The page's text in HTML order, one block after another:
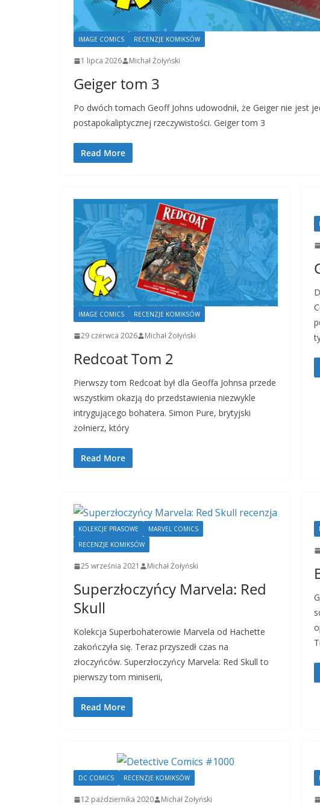
IMAGE COMICS RECENZJE KOMIKSÓW
1 lipca 2026 Michał Żołyński
Geiger tom 3
Po dwóch tomach Geoff Johns udowodnił, że Geiger nie jest
postapokaliptycznej rzeczywistości. Geiger tom 3
Read More
IMAGE COMICS RECENZJE KOMIKSÓW
29 czerwca 2026 Michał Żołyński
Redcoat Tom 2
Pierwszy tom Redcoat był dla Geoffa Johnsa przede
wszystkim okazją do przedstawienia niezwykle
intrygującego bohatera. Simon Pure, brytyjski
żołnierz, który
Read More
KOLEKCJE PRASOWE
MARVEL COMICS
RECENZJE KOMIKSÓW
25 września 2021 Michał Żołyński
Superzłoczyńcy Marvela: Red
Skull
Kolekcja Superbohaterowie Marvela od Hachette
zakończyła się. Teraz przyszedł czas na
złoczyńców. Superzłoczyńcy Marvela: Red Skull to
pierwszy tom miniserii,
Read More
DC COMICS RECENZJE KOMIKSÓW
12 października 2020 Michał Żołyński